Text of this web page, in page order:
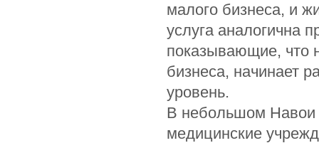
малого бизнеса, и
услуга аналогична
показывающие, что
бизнеса, начинает
уровень.
В небольшом Навои
медицинские